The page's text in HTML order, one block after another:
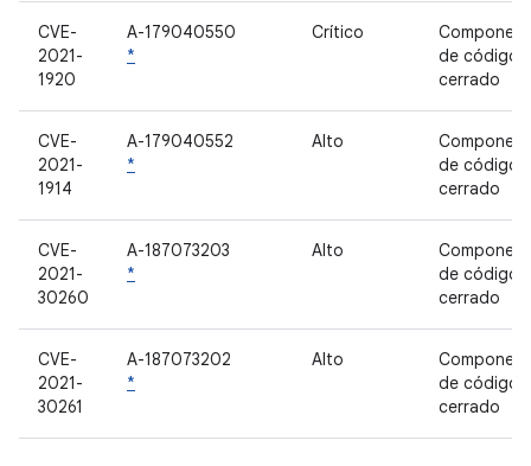
CVE-
2021-
1920
A-179040550
*
Crítico
de código
cerrado
CVE-
2021-
1914
A-179040552
*
Alto
de código
cerrado
CVE-
2021-
30260
A-187073203
*
Alto
de código
cerrado
CVE-
2021-
30261
A-187073202
*
Alto
de código
cerrado